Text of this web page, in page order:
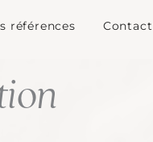
de marque
références Contact